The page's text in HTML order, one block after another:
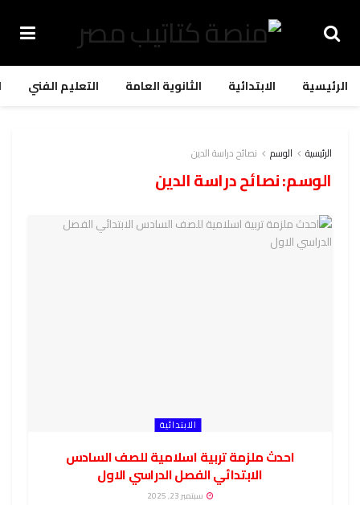
الرئيسية الابتدائية الثانوية العامة التعليم الفني
الرئيسية الوسم نصائح دراسة الدين
الوسم:نصائح دراسة الدين
الابتدائية
احدث ملزمة تربية اسلامية للصف السادس
الابتدائي الفصل الدراسي الاول
سبتمبر 23, 2025